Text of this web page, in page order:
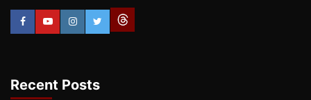
Recent Posts